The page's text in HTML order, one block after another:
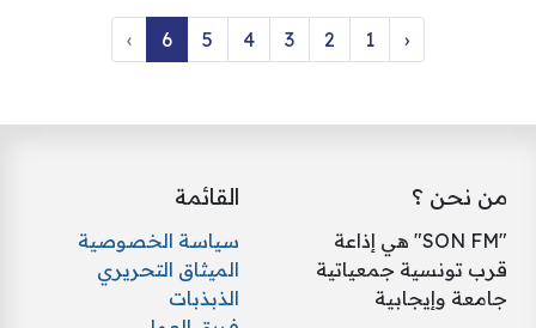
‹
1
2
3
4
5
6
›
من نحن ؟
"SON FM" هي إذاعة
قرب تونسية جمعياتية
جامعة وإيجابية
القائمة
سياسة الخصوصية
الميثاق التحريري
الذبذبات